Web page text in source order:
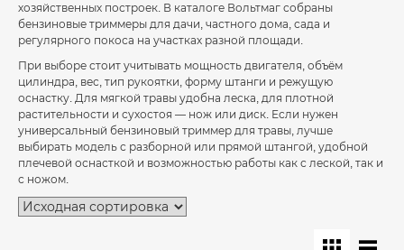
хозяйственных построек. В каталоге Вольтмаг собраны
бензиновые триммеры для дачи, частного дома, сада и
регулярного покоса на участках разной площади.
При выборе стоит учитывать мощность двигателя, объём
цилиндра, вес, тип рукоятки, форму штанги и режущую
оснастку. Для мягкой травы удобна леска, для плотной
растительности и сухостоя — нож или диск. Если нужен
универсальный бензиновый триммер для травы, лучше
выбирать модель с разборной или прямой штангой, удобной
плечевой оснасткой и возможностью работы как с леской, так и
с ножом.